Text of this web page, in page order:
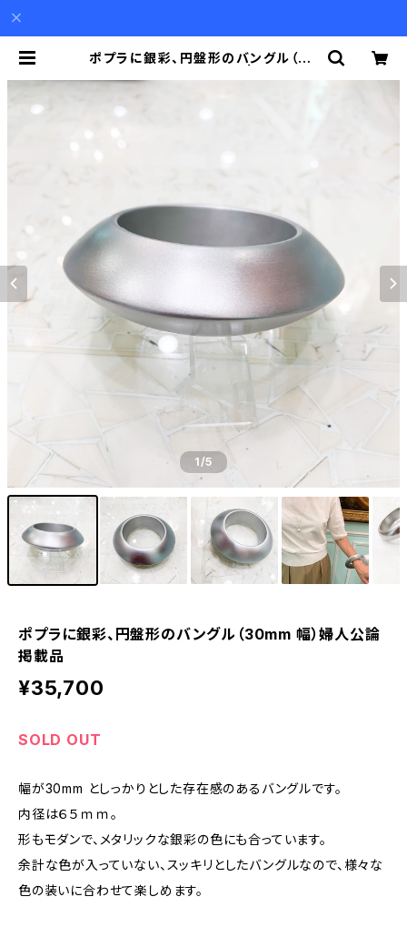
ポプラに銀彩、円盤形のバングル（30
1/5
ポプラに銀彩、円盤形のバングル（30mm 幅）婦人公論
掲載品
¥35,700
SOLD OUT
幅が30mm としっかりとした存在感のあるバングルです。
内径は６５ｍｍ。
形もモダンで、メタリックな銀彩の色にも合っています。
余計な色が入っていない、スッキリとしたバングルなので、様々な
色の装いに合わせて楽しめます。